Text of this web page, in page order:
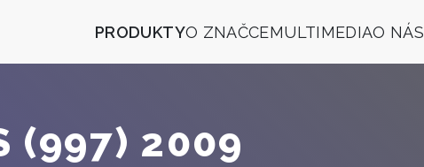
PRODUKTYO ZNAČCEMULTIMEDIAO NÁS
(997) 2009